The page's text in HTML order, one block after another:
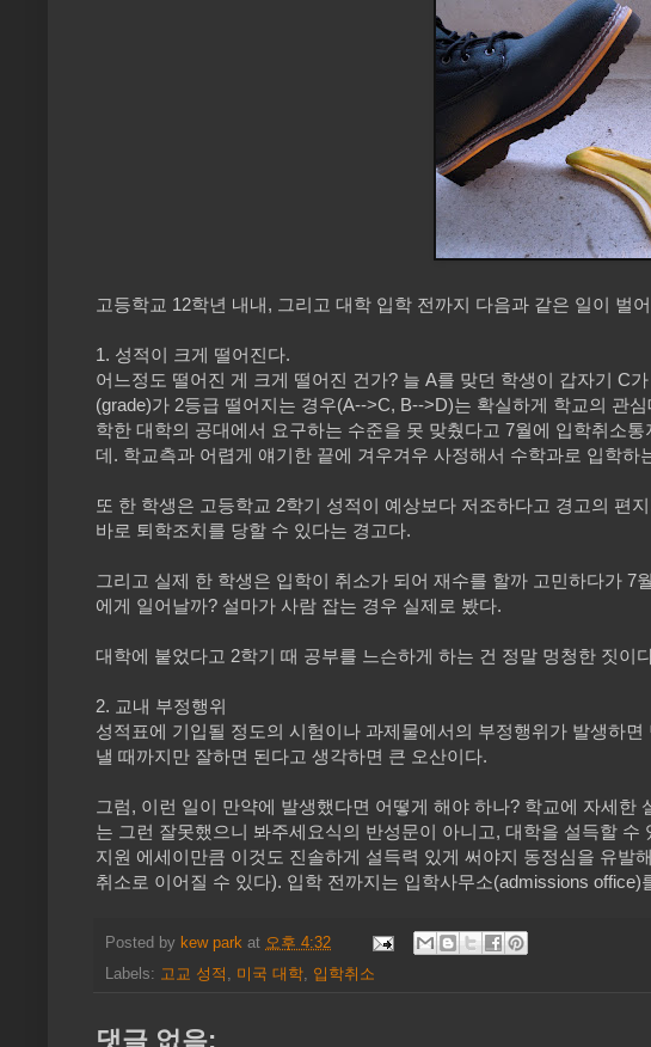
고등학교 12학년 내내, 그리고 대학 입학 전까지 다음과 같은 일이 벌
1. 성적이 크게 떨어진다.
어느정도 떨어진 게 크게 떨어진 건가? 늘 A를 맞던 학생이 갑자기 C
(grade)가 2등급 떨어지는 경우(A-->C, B-->D)는 확실하게 학교의 관
학한 대학의 공대에서 요구하는 수준을 못 맞췄다고 7월에 입학취소
데. 학교측과 어렵게 얘기한 끝에 겨우겨우 사정해서 수학과로 입학하
또 한 학생은 고등학교 2학기 성적이 예상보다 저조하다고 경고의 편
바로 퇴학조치를 당할 수 있다는 경고다.
그리고 실제 한 학생은 입학이 취소가 되어 재수를 할까 고민하다가
에게 일어날까? 설마가 사람 잡는 경우 실제로 봤다.
대학에 붙었다고 2학기 때 공부를 느슨하게 하는 건 정말 멍청한 짓이
2. 교내 부정행위
성적표에 기입될 정도의 시험이나 과제물에서의 부정행위가 발생하
낼 때까지만 잘하면 된다고 생각하면 큰 오산이다.
그럼, 이런 일이 만약에 발생했다면 어떻게 해야 하나? 학교에 자세
는 그런 잘못했으니 봐주세요식의 반성문이 아니고, 대학을 설득할
지원 에세이만큼 이것도 진솔하게 설득력 있게 써야지 동정심을 유발
취소로 이어질 수 있다). 입학 전까지는 입학사무소(admissions office)
Posted by kew park at 오후 4:32
Labels: 고교 성적 , 미국 대학, 입학취소
댓글 없음: